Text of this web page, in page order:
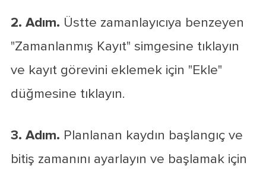
2. Adım. Üstte zamanlayıcıya benzeyen
"Zamanlanmış Kayıt" simgesine tıklayın
ve kayıt görevini eklemek için "Ekle"
düğmesine tıklayın.
3. Adım. Planlanan kaydın başlangıç ve
bitiş zamanını ayarlayın ve başlamak için